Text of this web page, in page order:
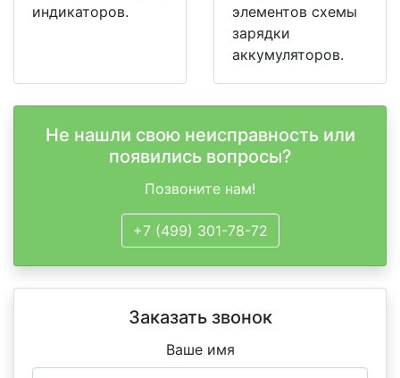
индикаторов.
элементов схемы
зарядки
аккумуляторов.
Не нашли свою неисправность или
появились вопросы?
Позвоните нам!
+7 (499) 301-78-72
Заказать звонок
Ваше имя